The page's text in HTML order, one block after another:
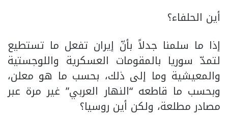
أين الحلفاء؟
إذا ما سلمنا جدلاً بأنّ إيران تفعل ما تستطيع
لتمدّ سوريا بالمقومات العسكرية واللوجستية
والمعيشية وما إلى ذلك، بحسب ما هو معلن،
وبحسب ما قاطعه “النهار العربي” غير مرة عبر
مصادر مطلعة، ولكن أين روسيا؟